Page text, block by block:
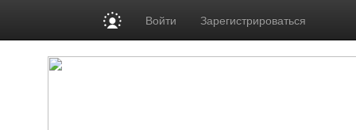
Войти Зарегистрироваться